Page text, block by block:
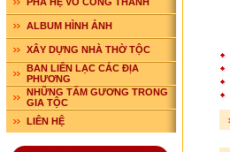
ALBUM HÌNH ẢNH
XÂY DỰNG NHÀ THỜ TỘC
BAN LIÊN LẠC CÁC ĐỊA
PHƯƠNG
NHỮNG TẤM GƯƠNG TRONG
GIA TỘC
LIÊN HỆ